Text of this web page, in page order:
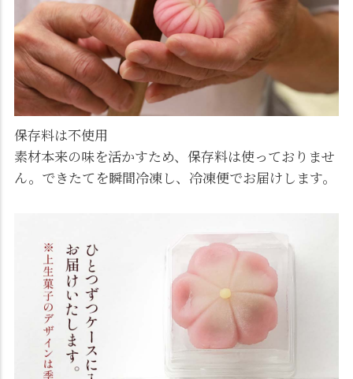
保存料は不使用
素材本来の味を活かすため、保存料は使っておりませ
ん。できたてを瞬間冷凍し、冷凍便でお届けします。